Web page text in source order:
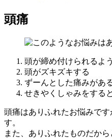
頭痛
頭が締め付けられるよ
頭がズキズキする
ずーんとした痛みがあ
せきやくしゃみをする
頭痛はありふれたお悩みで
す。
また、ありふれたものだか